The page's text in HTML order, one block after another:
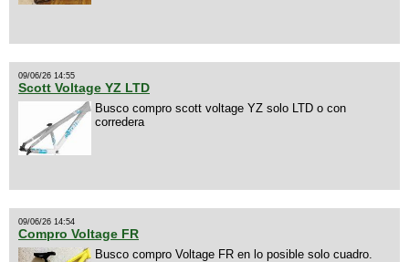
09/06/26 14:55
Scott Voltage YZ LTD
Busco compro scott voltage YZ solo LTD o con
corredera
09/06/26 14:54
Compro Voltage FR
Busco compro Voltage FR en lo posible solo cuadro.